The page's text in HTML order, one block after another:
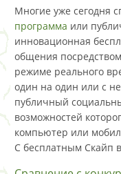
Многие уже сегодня
программа или
инновационная
общения
режиме реального
один на один или с
публичный
возможностей
компьютер или
С бесплатным Скайп